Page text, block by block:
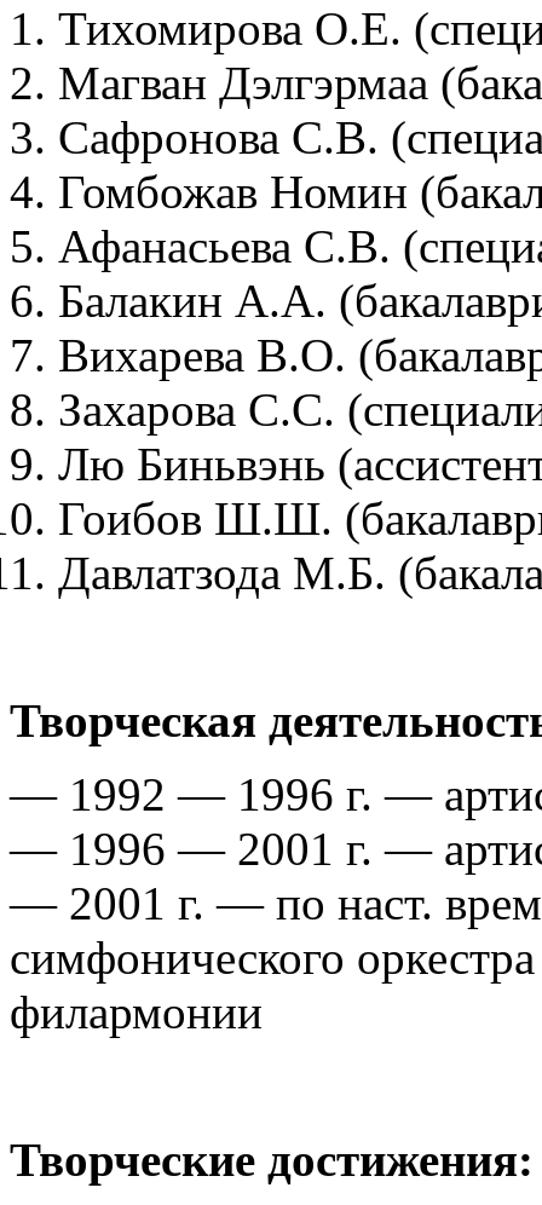
Тихомирова О.Е.
Магван Дэлгэрмаа
Сафронова С.В.
Гомбожав Номин
Афанасьева С.В.
Балакин А.А.
Вихарева В.О.
Захарова С.С.
Лю Биньвэнь
Гоибов Ш.Ш.
Давлатзода М.Б.
Творческая
— 1992 — 1996 г. —
— 1996 — 2001 г. —
— 2001 г. — по наст.
симфонического
филармонии
Творческие достижения: